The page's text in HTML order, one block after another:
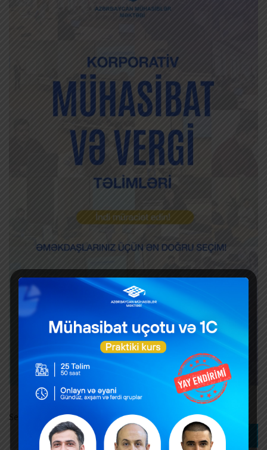
Search
Search